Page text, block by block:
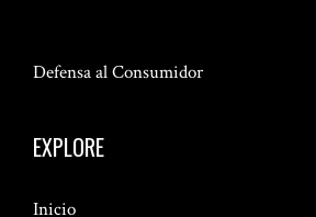
Defensa al Consumidor
EXPLORE
Inicio